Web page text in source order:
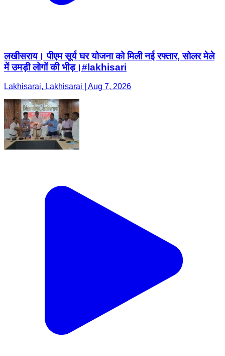
लखीसराय। पीएम सूर्य घर योजना को मिली नई रफ्तार, सोलर मेले
में उमड़ी लोगों की भीड़।#lakhisari
Lakhisarai, Lakhisarai | Aug 7, 2026